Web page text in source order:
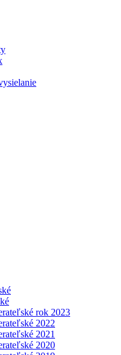
rok 2023
2022
2021
2020